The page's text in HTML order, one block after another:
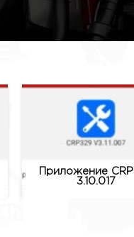
Приложение
3.10.017